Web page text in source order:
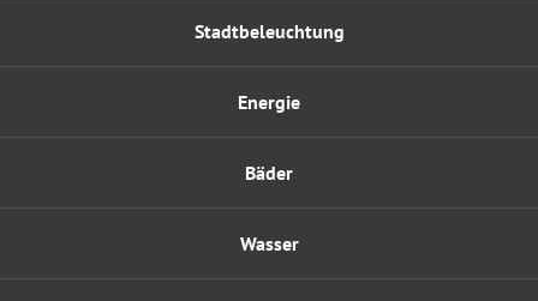
Energie
Wasser
Bäder
Stadtbeleuchtung